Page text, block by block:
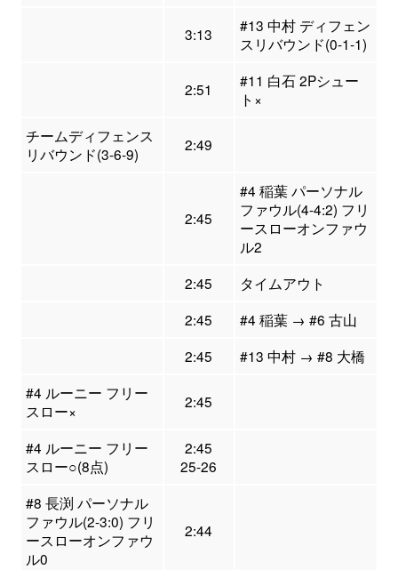
3:13
#13 中村 ディフェン
スリバウンド(0-1-1)
2:51
#11 白石 2Pシュー
ト×
チームディフェンス
リバウンド(3-6-9)
2:49
2:45
#4 稲葉 パーソナル
ファウル(4-4:2) フリ
ースローオンファウ
ル2
2:45
タイムアウト
2:45
#4 稲葉 → #6 古山
2:45
#13 中村 → #8 大橋
#4 ルーニー フリー
スロー×
2:45
#4 ルーニー フリー
スロー○(8点)
2:45
25-26
#8 長渕 パーソナル
ファウル(2-3:0) フリ
ースローオンファウ
ル0
2:44